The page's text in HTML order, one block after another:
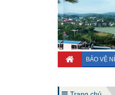
BẢO VỆ